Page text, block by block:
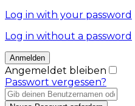
Log in with your password
Log in without a password
Angemeldet bleiben
Passwort vergessen?